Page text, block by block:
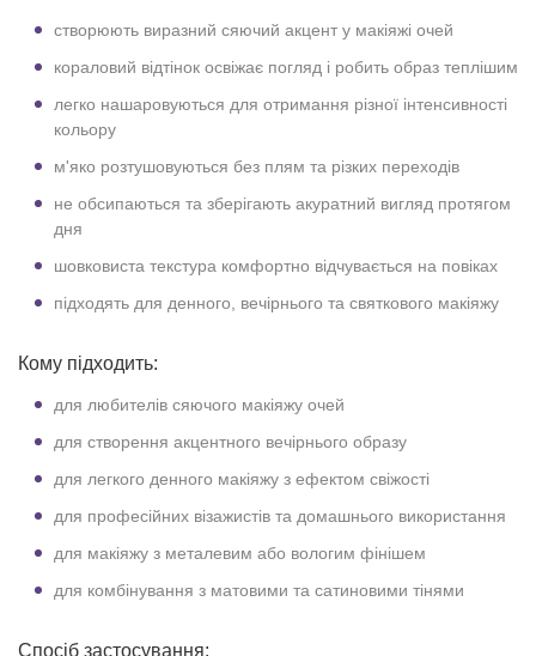
створюють виразний сяючий акцент у макіяжі очей
кораловий відтінок освіжає погляд і робить образ теплішим
легко нашаровуються для отримання різної інтенсивності
кольору
м'яко розтушовуються без плям та різких переходів
не обсипаються та зберігають акуратний вигляд протягом
дня
шовковиста текстура комфортно відчувається на повіках
підходять для денного, вечірнього та святкового макіяжу
Кому підходить:
для любителів сяючого макіяжу очей
для створення акцентного вечірнього образу
для легкого денного макіяжу з ефектом свіжості
для професійних візажистів та домашнього використання
для макіяжу з металевим або вологим фінішем
для комбінування з матовими та сатиновими тінями
Спосіб застосування: